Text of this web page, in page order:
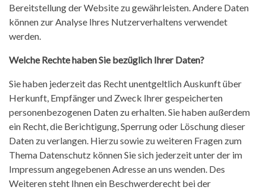
Bereitstellung der Website zu gewährleisten. Andere Daten
können zur Analyse Ihres Nutzerverhaltens verwendet
werden.
Welche Rechte haben Sie bezüglich Ihrer Daten?
Sie haben jederzeit das Recht unentgeltlich Auskunft über
Herkunft, Empfänger und Zweck Ihrer gespeicherten
personenbezogenen Daten zu erhalten. Sie haben außerdem
ein Recht, die Berichtigung, Sperrung oder Löschung dieser
Daten zu verlangen. Hierzu sowie zu weiteren Fragen zum
Thema Datenschutz können Sie sich jederzeit unter der im
Impressum angegebenen Adresse an uns wenden. Des
Weiteren steht Ihnen ein Beschwerderecht bei der